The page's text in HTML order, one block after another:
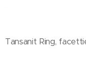
Tansanit Ring,